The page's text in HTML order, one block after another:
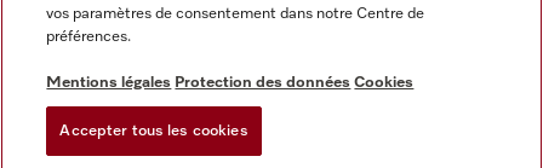
Conditions d’utilisation
Déclaration d'accessibilité
Digital Services Act
vos paramètres de consentement dans notre Centre de
préférences.
Mentions légales Protection des données Cookies
Accepter tous les cookies